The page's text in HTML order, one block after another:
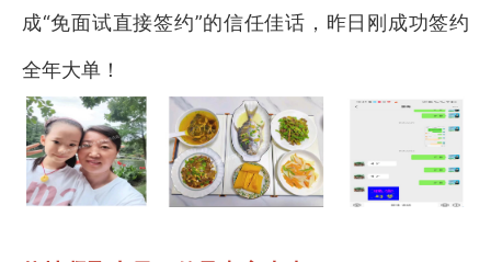
成“免面试直接签约”的信任佳话，昨日刚成功签约
全年大单！